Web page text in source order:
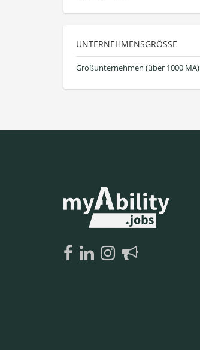
UNTERNEHMENSGRÖSSE
Großunternehmen (über 1000 MA)